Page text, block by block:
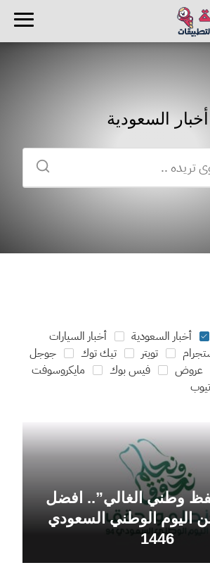
أخبار السعودية
أخبار السعودية
أخبار السيارات
تويتر تيك توك
جوجل
عروض فيس بوك
مايكروسوفت
وطني الغالي”.. افضل
اليوم الوطني السعودي
1446